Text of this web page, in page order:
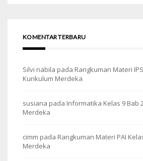
KOMENTAR TERBARU
Silvi nabila pada Rangkuman Materi
Kurikulum Merdeka
susiana pada Informatika Kelas 9 Bab
Merdeka
cimm pada Rangkuman Materi PAI
Merdeka